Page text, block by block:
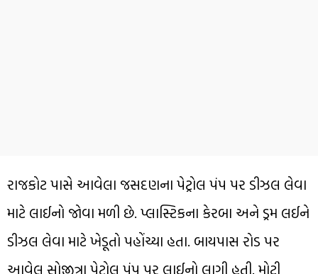
રાજકોટ પાસે આવેલા જસદણના પેટ્રોલ પંપ પર ડીઝલ લેવા
માટે લાઈનો જોવા મળી છે. પ્લાસ્ટિકના કેરબા અને ડ્રમ લઈને
ડીઝલ લેવા માટે ખેડૂતો પહોંચ્યા હતા. બાયપાસ રોડ પર
આવેલ સોજીત્રા પેટ્રોલ પંપ પર લાઈનો લાગી હતી. મોટી